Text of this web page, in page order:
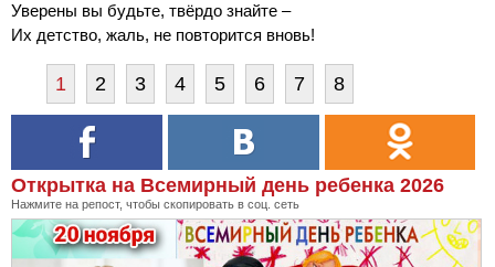
Уверены вы будьте, твёрдо знайте –
Их детство, жаль, не повторится вновь!
1 2 3 4 5 6 7 8
Открытка на Всемирный день ребенка 2026
Нажмите на репост, чтобы скопировать в соц. сеть